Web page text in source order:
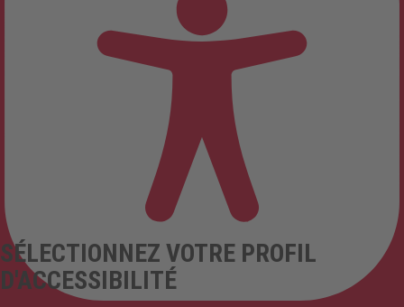
SÉLECTIONNEZ VOTRE PROFIL
D'ACCESSIBILITÉ